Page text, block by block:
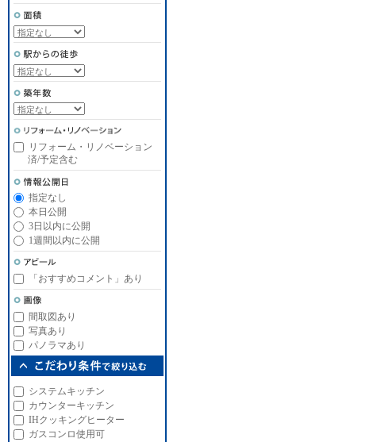
リフォーム・リノベーション
済/予定含む
指定なし
本日公開
3日以内に公開
1週間以内に公開
「おすすめコメント」あり
間取図あり
写真あり
パノラマあり
システムキッチン
カウンターキッチン
IHクッキングヒーター
ガスコンロ使用可